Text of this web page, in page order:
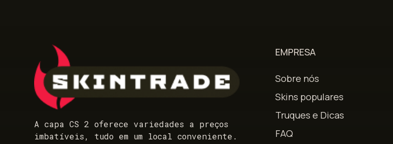
A capa CS 2 oferece variedades a preços
imbatíveis, tudo em um local conveniente.
EMPRESA
Sobre nós
Skins populares
Truques e Dicas
FAQ